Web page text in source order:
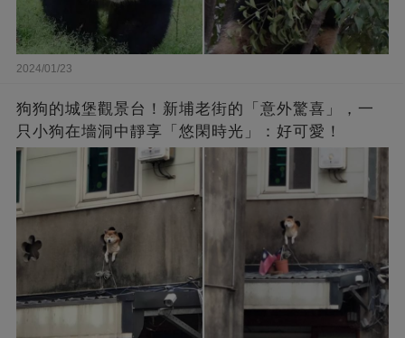
2024/01/23
狗狗的城堡觀景台！新埔老街的「意外驚喜」，一
只小狗在墻洞中靜享「悠閑時光」：好可愛！